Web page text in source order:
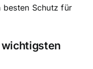
besten Schutz für
wichtigsten